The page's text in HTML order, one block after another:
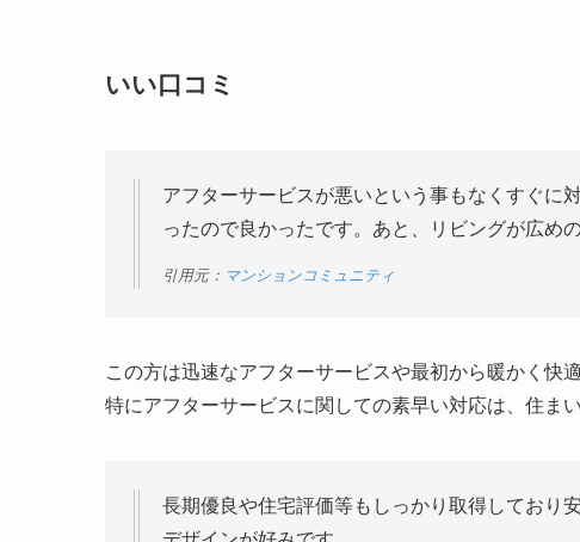
いい口コミ
アフターサービスが悪いという事もなくすぐに
ったので良かったです。あと、リビングが広め
引用元： マンションコミュニティ
この方は迅速なアフターサービスや最初から暖かく快
特にアフターサービスに関しての素早い対応は、住ま
長期優良や住宅評価等もしっかり取得しており